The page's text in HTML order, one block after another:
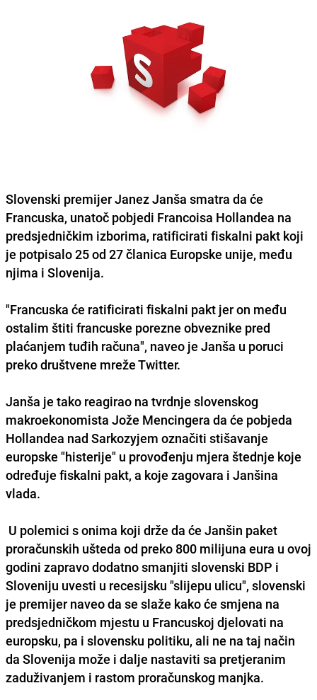
Slovenski premijer Janez Janša smatra da će
Francuska, unatoč pobjedi Francoisa Hollandea na
predsjedničkim izborima, ratificirati fiskalni pakt koji
je potpisalo 25 od 27 članica Europske unije, među
njima i Slovenija.
"Francuska će ratificirati fiskalni pakt jer on među
ostalim štiti francuske porezne obveznike pred
plaćanjem tuđih računa", naveo je Janša u poruci
preko društvene mreže Twitter.
Janša je tako reagirao na tvrdnje slovenskog
makroekonomista Jože Mencingera da će pobjeda
Hollandea nad Sarkozyjem označiti stišavanje
europske "histerije" u provođenju mjera štednje koje
određuje fiskalni pakt, a koje zagovara i Janšina
vlada.
U polemici s onima koji drže da će Janšin paket
proračunskih ušteda od preko 800 milijuna eura u ovoj
godini zapravo dodatno smanjiti slovenski BDP i
Sloveniju uvesti u recesijsku "slijepu ulicu", slovenski
je premijer naveo da se slaže kako će smjena na
predsjedničkom mjestu u Francuskoj djelovati na
europsku, pa i slovensku politiku, ali ne na taj način
da Slovenija može i dalje nastaviti sa pretjeranim
zaduživanjem i rastom proračunskog manjka.